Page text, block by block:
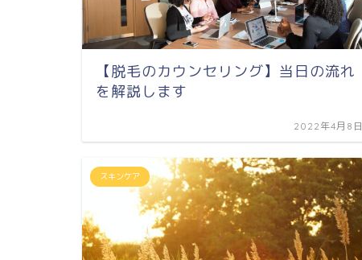
【脱毛のカウンセリング】当日の流れ
を解説します
2022年4月8日
スキンケア